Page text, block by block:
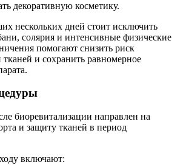
декоративную косметику.
нескольких дней стоит исключить
солярия и интенсивные физические
помогают снизить риск
и сохранить равномерное
биоревитализации направлен на
и защиту тканей в период
включают: